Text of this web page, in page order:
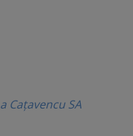
Caţavencu SA